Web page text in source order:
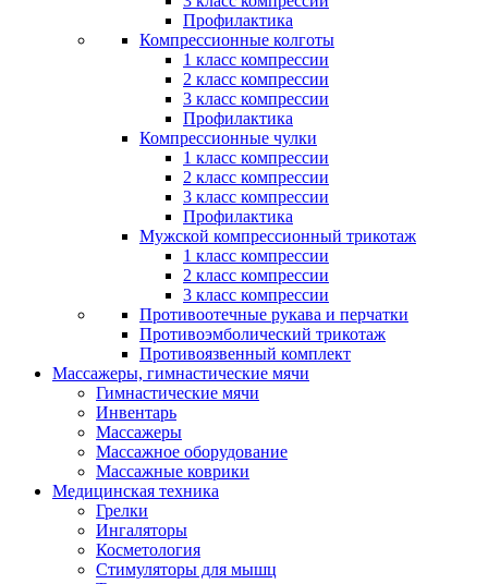
Профилактика
Компрессионные колготы
1 класс компрессии
2 класс компрессии
3 класс компрессии
Профилактика
Компрессионные чулки
1 класс компрессии
2 класс компрессии
3 класс компрессии
Профилактика
Мужской компрессионный трикотаж
1 класс компрессии
2 класс компрессии
3 класс компрессии
Противоотечные рукава и перчатки
Противоэмболический трикотаж
Противоязвенный комплект
Массажеры, гимнастические мячи
Гимнастические мячи
Инвентарь
Массажеры
Массажное оборудование
Массажные коврики
Медицинская техника
Грелки
Ингаляторы
Косметология
Стимуляторы для мышц